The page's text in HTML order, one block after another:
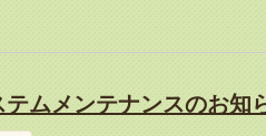
ムメンテナンスのお知